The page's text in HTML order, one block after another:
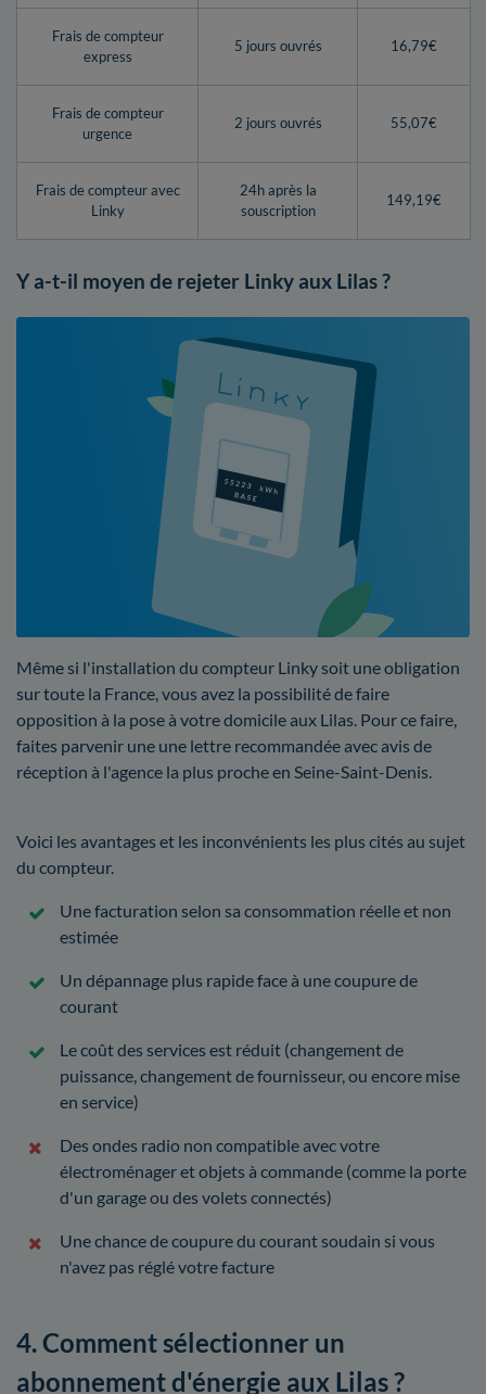
Frais de compteur
express
5 jours ouvrés 16,79€
Frais de compteur
urgence
2 jours ouvrés 55,07€
Frais de compteur avec
Linky
24h après la
souscription
149,19€
Y a-t-il moyen de rejeter Linky aux Lilas ?
Même si l'installation du compteur Linky soit une obligation
sur toute la France, vous avez la possibilité de faire
opposition à la pose à votre domicile aux Lilas. Pour ce faire,
faites parvenir une une lettre recommandée avec avis de
réception à l'agence la plus proche en Seine-Saint-Denis.
Voici les avantages et les inconvénients les plus cités au sujet
du compteur.
Une facturation selon sa consommation réelle et non
estimée
Un dépannage plus rapide face à une coupure de
courant
Le coût des services est réduit (changement de
puissance, changement de fournisseur, ou encore mise
en service)
Des ondes radio non compatible avec votre
électroménager et objets à commande (comme la porte
d'un garage ou des volets connectés)
Une chance de coupure du courant soudain si vous
n'avez pas réglé votre facture
4. Comment sélectionner un
abonnement d'énergie aux Lilas ?